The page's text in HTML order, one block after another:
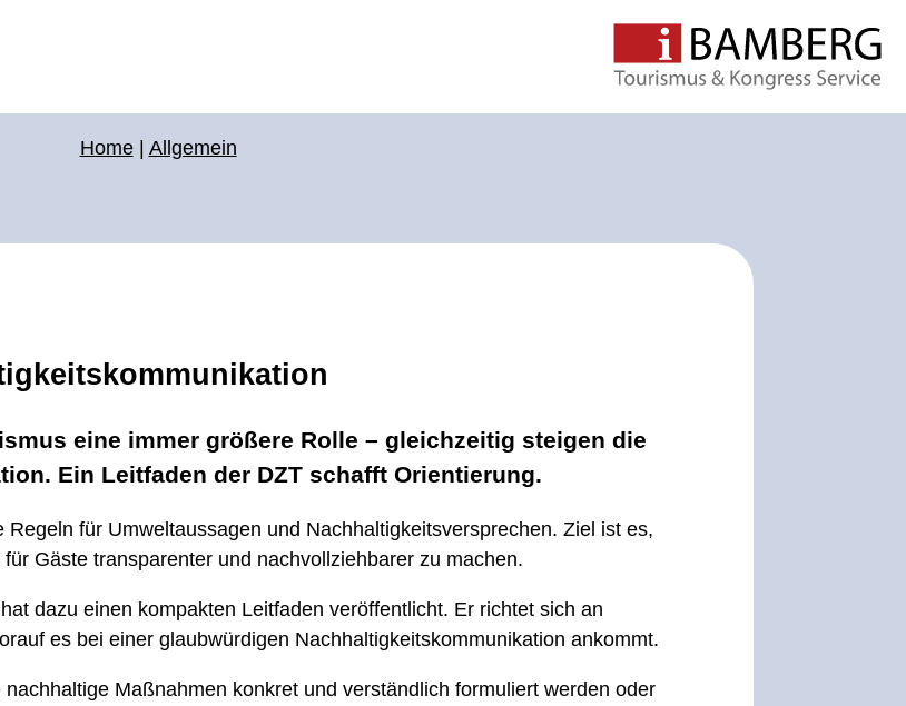
Home| Allgemein
eine immer größere Rolle – gleichzeitig steigen die
Ein Leitfaden der DZT schafft Orientierung.
für Umweltaussagen und Nachhaltigkeitsversprechen. Ziel ist es,
Gäste transparenter und nachvollziehbarer zu machen.
dazu einen kompakten Leitfaden veröffentlicht. Er richtet sich an
es bei einer glaubwürdigen Nachhaltigkeitskommunikation ankommt.
Maßnahmen konkret und verständlich formuliert werden oder